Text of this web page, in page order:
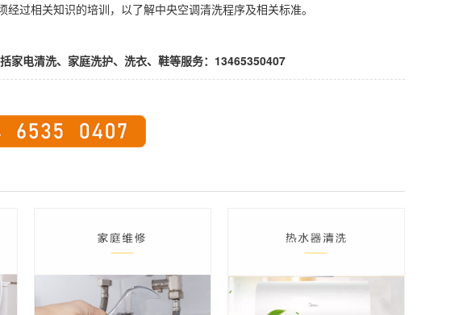
过相关知识的培训，以了解中央空调清洗程序及相关标准。
家电清洗、家庭洗护、洗衣、鞋等服务：13465350407